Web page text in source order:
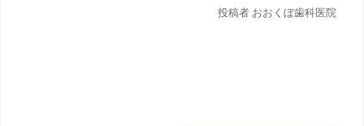
投稿者 おおくぼ歯科医院